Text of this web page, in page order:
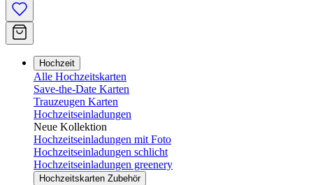
Hochzeit
Alle Hochzeitskarten
Save-the-Date Karten
Trauzeugen Karten
Hochzeitseinladungen
Neue Kollektion
Hochzeitseinladungen mit Foto
Hochzeitseinladungen schlicht
Hochzeitseinladungen greenery
Hochzeitskarten Zubehör